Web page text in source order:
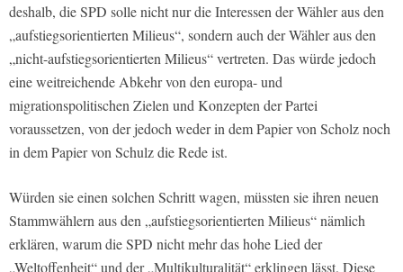
deshalb, die SPD solle nicht nur die Interessen der Wähler aus den
„aufstiegsorientierten Milieus“, sondern auch der Wähler aus den
„nicht-aufstiegsorientierten Milieus“ vertreten. Das würde jedoch
eine weitreichende Abkehr von den europa- und
migrationspolitischen Zielen und Konzepten der Partei
voraussetzen, von der jedoch weder in dem Papier von Scholz noch
in dem Papier von Schulz die Rede ist.
Würden sie einen solchen Schritt wagen, müssten sie ihren neuen
Stammwählern aus den „aufstiegsorientierten Milieus“ nämlich
erklären, warum die SPD nicht mehr das hohe Lied der
„Weltoffenheit“ und der „Multikulturalität“ erklingen lässt. Diese